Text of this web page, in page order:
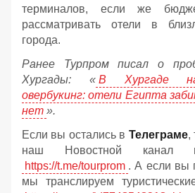
терминалов, если же
рассматривать отели в
города.
Ранее Турпром писал о
Хургады: « В Хургаде
овербукинг: отели Египта
нет ».
Если вы остались в Телеграме,
наш Новостной канал
https://t.me/tourprom . А если вы
мы транслируем